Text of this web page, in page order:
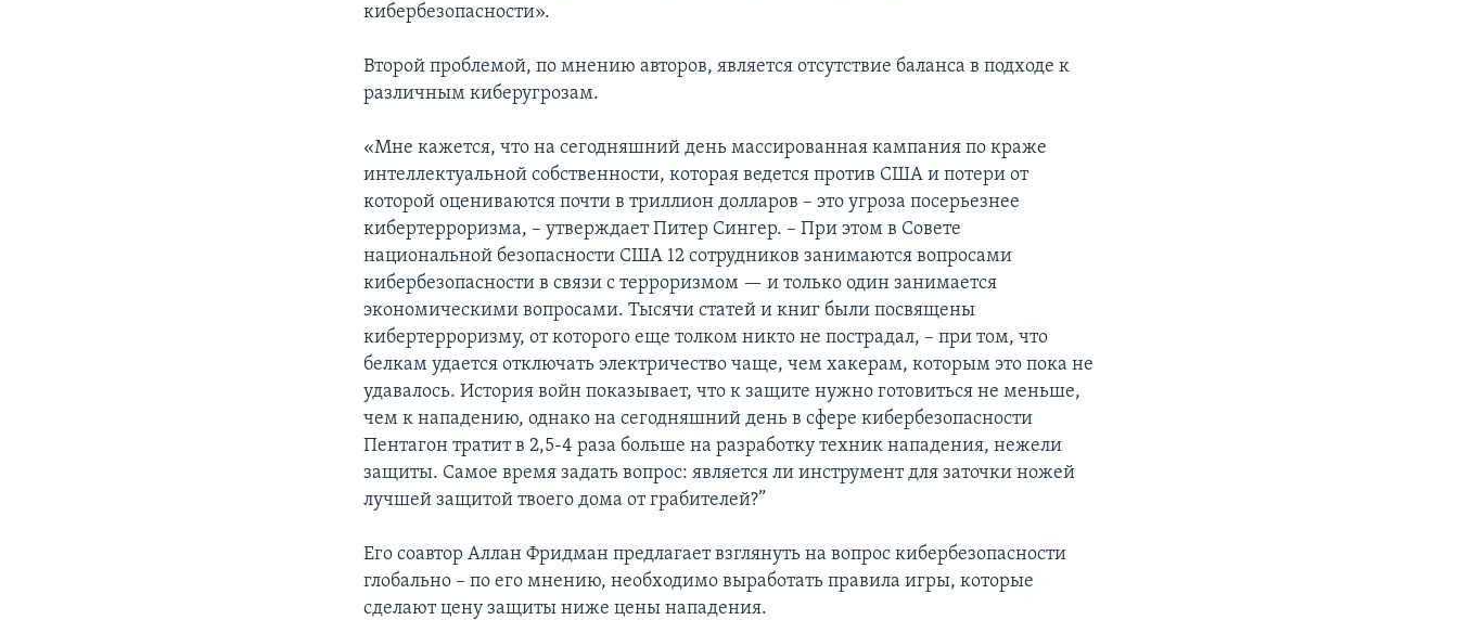
кибербезопасности».
Второй проблемой, по мнению авторов, является отсутствие баланса в подходе к
различным киберугрозам.
«Мне кажется, что на сегодняшний день массированная кампания по краже
интеллектуальной собственности, которая ведется против США и потери от
которой оцениваются почти в триллион долларов – это угроза посерьезнее
кибертерроризма, – утверждает Питер Сингер. – При этом в Совете
национальной безопасности США 12 сотрудников занимаются вопросами
кибербезопасности в связи с терроризмом — и только один занимается
экономическими вопросами. Тысячи статей и книг были посвящены
кибертерроризму, от которого еще толком никто не пострадал, – при том, что
белкам удается отключать электричество чаще, чем хакерам, которым это пока не
удавалось. История войн показывает, что к защите нужно готовиться не меньше,
чем к нападению, однако на сегодняшний день в сфере кибербезопасности
Пентагон тратит в 2,5-4 раза больше на разработку техник нападения, нежели
защиты. Самое время задать вопрос: является ли инструмент для заточки ножей
лучшей защитой твоего дома от грабителей?”
Его соавтор Аллан Фридман предлагает взглянуть на вопрос кибербезопасности
глобально – по его мнению, необходимо выработать правила игры, которые
сделают цену защиты ниже цены нападения.